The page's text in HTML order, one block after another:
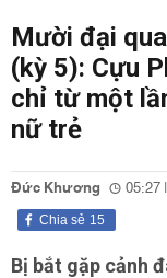
Mười đại
(kỳ 5): Cựu
chỉ từ một
nữ trẻ
Đức Khương 05:27
15
Chia sẻ
Bị bắt gặp cảnh